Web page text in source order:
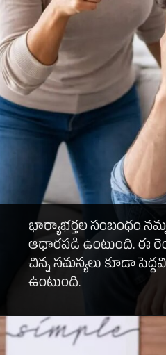
భార్యాభర్తల సంబంధం
ఆధారపడి ఉంటుంది. ఈ
చిన్న సమస్యలు కూడా
ఉంటుంది.